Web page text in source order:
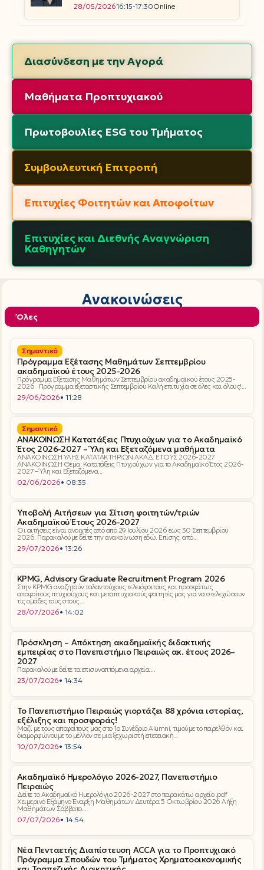
28/05/202616:15-17:30Online
Διασύνδεση με την Αγορά
Μαθήματα Προπτυχιακού
Πρωτοβουλίες ESG του Τμήματος
Συμβουλευτική Επιτροπή
Επιτυχίες Φοιτητών και Αποφοίτων
Επιτυχίες και Διεθνής Αναγνώριση
Καθηγητών
Ανακοινώσεις
Όλες
Σημαντικό
Πρόγραμμα Εξέτασης Μαθημάτων Σεπτεμβρίου
ακαδημαϊκού έτους 2025-2026
Πρόγραμμα Εξέτασης Μαθημάτων Σεπτεμβρίου ακαδημαϊκού έτους 2025-
2026 Πρόγραμμα εξεταστικής Σεπτεμβρίου Καλή επιτυχία σε όλες και όλους!...
29/06/2026• 11:28
Σημαντικό
ΑΝΑΚΟΙΝΩΣΗ Κατατάξεις Πτυχιούχων για το Ακαδημαϊκό
Έτος 2026-2027 – Ύλη και Εξεταζόμενα μαθήματα
ΑΝΑΚΟΙΝΩΣΗ ΥΛΗΣ ΚΑΤΑΤΑΚΤΗΡΙΩΝ ΑΚΑΔ. ΕΤΟΥΣ 2026-2027
ΑΝΑΚΟΙΝΩΣΗ Θέμα: Κατατάξεις Πτυχιούχων για το Ακαδημαϊκό Έτος 2026-
2027 – Ύλη και Εξεταζόμενα...
02/06/2026• 08:35
Υποβολή Αιτήσεων για Σίτιση φοιτητών/τριών
Ακαδημαϊκού Έτους 2026-2027
Οι αιτήσεις είναι ανοιχτές από από 29 Ιουλίου 2026 έως 30 Σεπτεμβρίου
2026. Παρακαλούμε δείτε την ανακοίνωση εδώ. Επίσης, από...
29/07/2026• 13:26
KPMG, Advisory Graduate Recruitment Program 2026
Στην KPMG αναζητούν ταλαντούχους τελειόφοιτους και προσφάτως
αποφοίτους πτυχιούχους και μεταπτυχιακούς φοιτητές μας για να στελεχώσουν
τις ομάδες τους στους...
28/07/2026• 14:02
Πρόσκληση – Απόκτηση ακαδημαϊκής διδακτικής
εμπειρίας στο Πανεπιστήμιο Πειραιώς ακ. έτους 2026–
2027
Παρακαλούμε δείτε τα επισυναπτόμενα αρχεία....
23/07/2026• 14:34
Το Πανεπιστήμιο Πειραιώς γιορτάζει 88 χρόνια ιστορίας,
εξέλιξης και προσφοράς!
Μαζί με τους αποφοίτους μας στο 1ο Συνέδριο Alumni, τιμούμε το παρελθόν και
διαμορφώνουμε το μέλλον σε μια ξεχωριστή επετειακή...
10/07/2026• 13:54
Ακαδημαϊκό Ημερολόγιο 2026-2027, Πανεπιστήμιο
Πειραιώς
Δείτε το Ακαδημαϊκό Ημερολόγιο 2026-2027 στο παρακάτω αρχείο .pdf
Χειμερινό Εξάμηνο Έναρξη Μαθημάτων Δευτέρα 5 Οκτωβρίου 2026 Λήξη
Μαθημάτων Σάββατο...
07/07/2026• 14:54
Νέα Πενταετής Διαπίστευση ACCA για το Προπτυχιακό
Πρόγραμμα Σπουδών του Τμήματος Χρηματοοικονομικής